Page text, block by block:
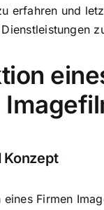
erfahren und
Konzept
Firmen